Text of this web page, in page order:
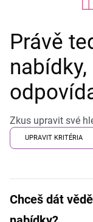
Právě
Zkus upravit své
UPRAVIT KRITÉRIA
Chceš dát